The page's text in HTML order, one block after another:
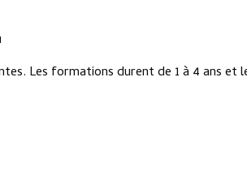
Les formations durent de 1 à 4 ans et